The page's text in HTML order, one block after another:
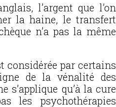
l’argent que l’on
la haine, le transfert
n’a pas la même
considérée par certains
de la vénalité des
s’applique qu’à la cure
les psychothérapies